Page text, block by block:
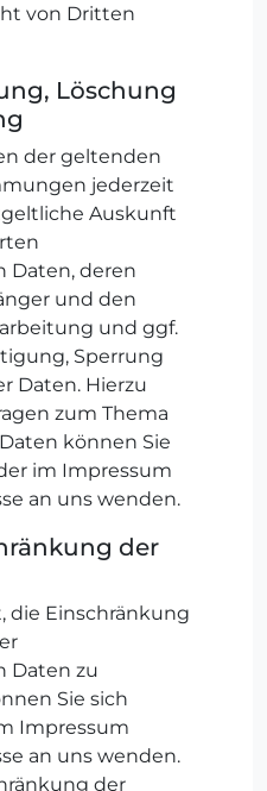
von Dritten
Löschung
der geltenden
jederzeit
Auskunft
Daten, deren
und den
und ggf.
Sperrung
Daten. Hierzu
zum Thema
können Sie
im Impressum
an uns wenden.
der
die Einschränkung
Daten zu
Sie sich
Impressum
an uns wenden.
der